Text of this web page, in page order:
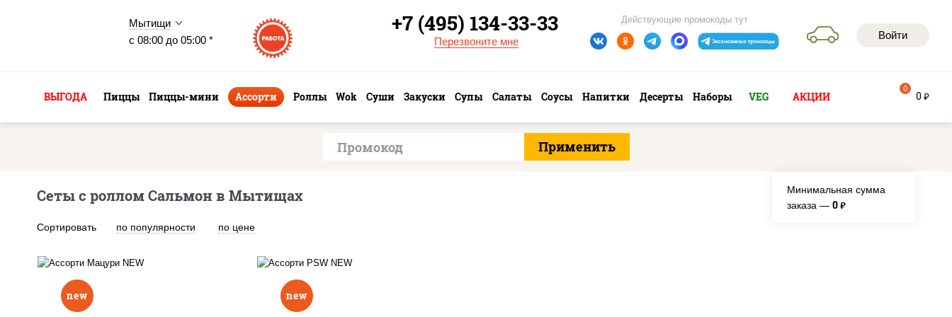
Мытищи
с 08:00 до 05:00 *
Войти
Действующие промокоды тут
+7 (495) 134-33-33
Перезвоните мне
ВЫГОДА Пиццы Пиццы-мини Ассорти Роллы Wok Суши Закуски Супы Салаты Соусы Напитки Десерты Наборы VEG АКЦИИ 0 руб
0
Сеты с роллом Сальмон в Мытищах
Сортировать по популярности по цене
Минимальная сумма
заказа — 0 руб.
new
бекон темпура ролл,
new
огурцом, ролл калифорния